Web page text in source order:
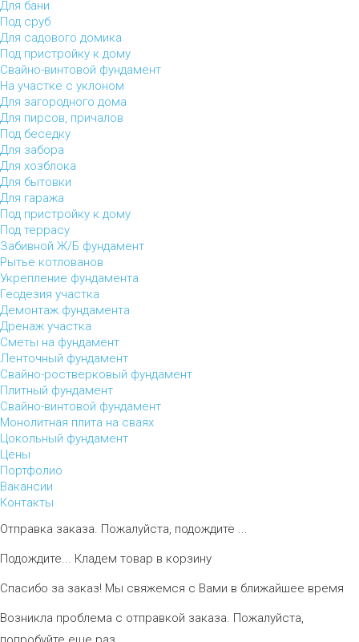
Для бани
Под сруб
Для садового домика
Под пристройку к дому
Свайно-винтовой фундамент
На участке с уклоном
Для загородного дома
Для пирсов, причалов
Под беседку
Для забора
Для хозблока
Для бытовки
Для гаража
Под пристройку к дому
Под террасу
Забивной Ж/Б фундамент
Рытье котлованов
Укрепление фундамента
Геодезия участка
Демонтаж фундамента
Дренаж участка
Сметы на фундамент
Ленточный фундамент
Свайно-ростверковый фундамент
Плитный фундамент
Свайно-винтовой фундамент
Монолитная плита на сваях
Цокольный фундамент
Цены
Портфолио
Вакансии
Контакты
Отправка заказа. Пожалуйста, подождите ...
Подождите... Кладем товар в корзину
Спасибо за заказ! Мы свяжемся с Вами в ближайшее время
Возникла проблема с отправкой заказа. Пожалуйста,